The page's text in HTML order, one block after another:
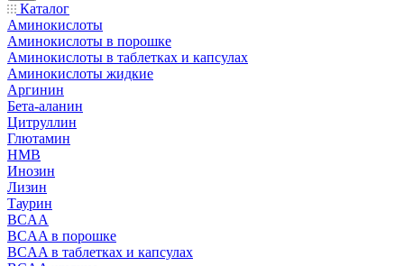
Каталог
Аминокислоты
Аминокислоты в порошке
Аминокислоты в таблетках и капсулах
Аминокислоты жидкие
Аргинин
Бета-аланин
Цитруллин
Глютамин
HMB
Инозин
Лизин
Таурин
BCAA
BCAA в порошке
BCAA в таблетках и капсулах